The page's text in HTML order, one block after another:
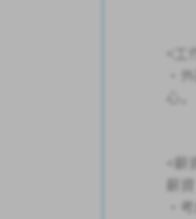
<
・
<薪
薪
・